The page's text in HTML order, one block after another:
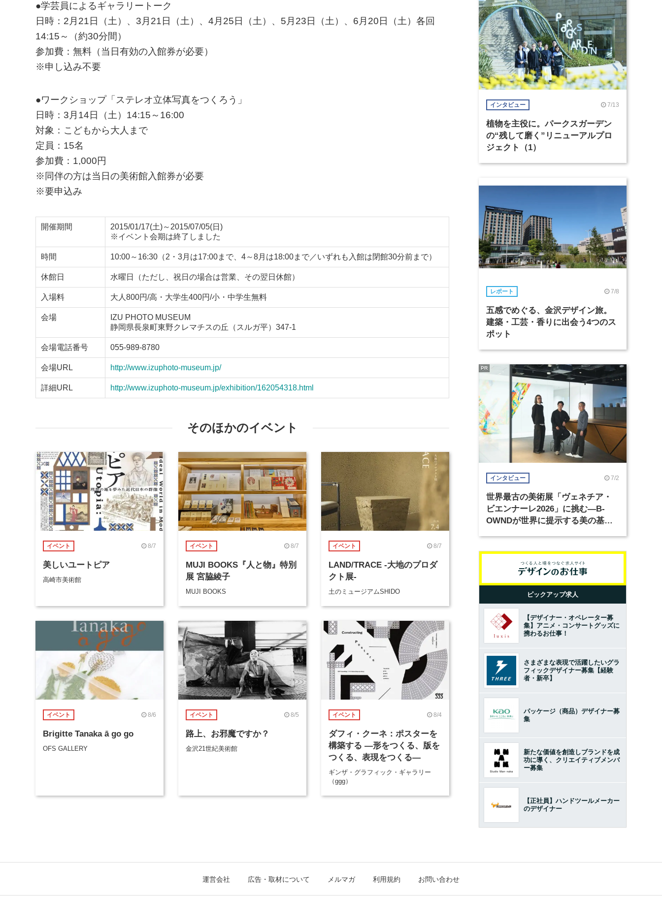
●学芸員によるギャラリートーク
日時：2月21日（土）、3月21日（土）、4月25日（土）、5月23日（土）、6月20日（土）各回
14:15～（約30分間）
参加費：無料（当日有効の入館券が必要）
※申し込み不要
●ワークショップ「ステレオ立体写真をつくろう」
日時：3月14日（土）14:15～16:00
対象：こどもから大人まで
定員：15名
参加費：1,000円
※同伴の方は当日の美術館入館券が必要
※要申込み
開催期間
2015/01/17(土)～2015/07/05(日)
※イベント会期は終了しました
時間 10:00～16:30（2・3月は17:00まで、4～8月は18:00まで／いずれも入館は閉館30分前まで）
休館日 水曜日（ただし、祝日の場合は営業、その翌日休館）
入場料 大人800円/高・大学生400円/小・中学生無料
会場
IZU PHOTO MUSEUM
静岡県長泉町東野クレマチスの丘（スルガ平）347-1
会場電話番号 055-989-8780
会場URL http://www.izuphoto-museum.jp/
詳細URL http://www.izuphoto-museum.jp/exhibition/162054318.html
そのほかのイベント
イベント 8/7
美しいユートピア
高崎市美術館
イベント 8/7
MUJI BOOKS『人と物』特別
展 宮脇綾子
MUJI BOOKS
イベント 8/7
LAND/TRACE -大地のプロダ
クト展-
土のミュージアムSHIDO
イベント 8/6
Brigitte Tanaka ā go go
OFS GALLERY
イベント 8/5
路上、お邪魔ですか？
金沢21世紀美術館
イベント 8/4
ダフィ・クーネ：ポスターを
構築する ―形をつくる、版を
つくる、表現をつくる―
ギンザ・グラフィック・ギャラリー
（ggg）
インタビュー 7/13
植物を主役に。パークスガーデン
の“残して磨く”リニューアルプロ
ジェクト（1）
レポート 7/8
五感でめぐる、金沢デザイン旅。
建築・工芸・香りに出会う4つのス
ポット
インタビュー 7/2
世界最古の美術展「ヴェネチア・
ビエンナーレ2026」に挑む―B-
OWNDが世界に提示する美の基準
PR
ピックアップ求人
【デザイナー・オペレーター募
集】アニメ・コンサートグッズに
携わるお仕事！
さまざまな表現で活躍したいグラ
フィックデザイナー募集【経験
者・新卒】
パッケージ（商品）デザイナー募
集
新たな価値を創造しブランドを成
功に導く、クリエイティブメンバ
ー募集
【正社員】ハンドツールメーカー
のデザイナー
運営会社 広告・取材について メルマガ 利用規約 お問い合わせ